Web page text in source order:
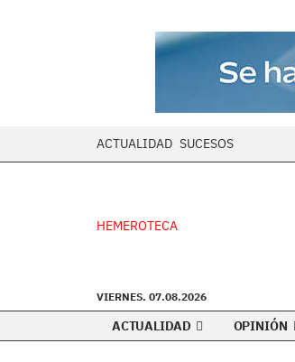
ACTUALIDAD SUCESOS
HEMEROTECA
VIERNES. 07.08.2026
ACTUALIDAD OPINIÓN